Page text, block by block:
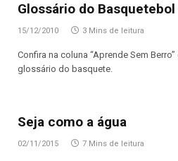
Glossário do
15/12/2010 3 Mins de leitura
Confira na coluna “Aprende Sem
glossário do basquete.
Seja como a água
02/11/2015 7 Mins de leitura